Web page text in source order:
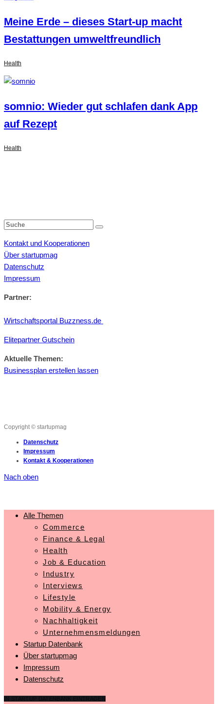
Meine Erde – dieses Start-up macht
Bestattungen umweltfreundlich
Health
somnio: Wieder gut schlafen dank App
auf Rezept
Health
Kontakt und Kooperationen
Über startupmag
Datenschutz
Impressum
Partner:
Wirtschaftsportal Buzzness.de
Elitepartner Gutschein
Aktuelle Themen:
Businessplan erstellen lassen
Copyright © startupmag
Datenschutz
Impressum
Kontakt & Kooperationen
Nach oben
Alle Themen
Commerce
Finance & Legal
Health
Job & Education
Industry
Interviews
Lifestyle
Mobility & Energy
Nachhaltigkeit
Unternehmensmeldungen
Startup Datenbank
Über startupmag
Impressum
Datenschutz